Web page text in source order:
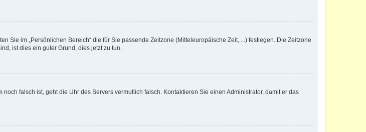
Sie im „Persönlichen Bereich“ die für Sie passende Zeitzone (Mitteleuropäische Zeit, ...) festlegen. Die Zeitzone
ist dies ein guter Grund, dies jetzt zu tun.
falsch ist, geht die Uhr des Servers vermutlich falsch. Kontaktieren Sie einen Administrator, damit er das